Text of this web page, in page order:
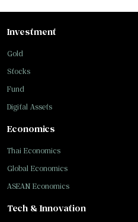
Investment
Gold
Stocks
Fund
Digital Assets
Tech & Innovation
Economics
Thai Economics
Global Economics
ASEAN Economics